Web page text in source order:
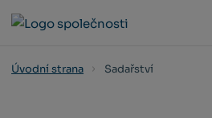
Úvodní strana Sadařství